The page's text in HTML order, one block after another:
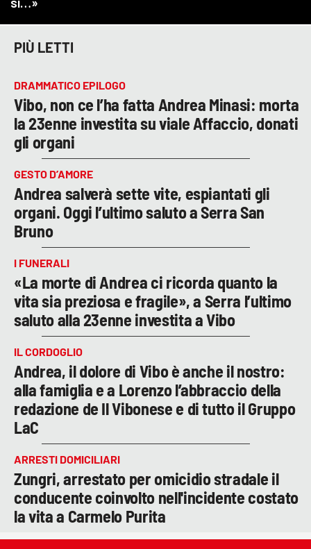
PIÙ LETTI
DRAMMATICO EPILOGO
Vibo, non ce l’ha fatta Andrea Minasi: morta
la 23enne investita su viale Affaccio, donati
gli organi
GESTO D’AMORE
Andrea salverà sette vite, espiantati gli
organi. Oggi l’ultimo saluto a Serra San
Bruno
I FUNERALI
«La morte di Andrea ci ricorda quanto la
vita sia preziosa e fragile», a Serra l’ultimo
saluto alla 23enne investita a Vibo
IL CORDOGLIO
Andrea, il dolore di Vibo è anche il nostro:
alla famiglia e a Lorenzo l’abbraccio della
redazione de Il Vibonese e di tutto il Gruppo
LaC
ARRESTI DOMICILIARI
Zungri, arrestato per omicidio stradale il
conducente coinvolto nell'incidente costato
la vita a Carmelo Purita